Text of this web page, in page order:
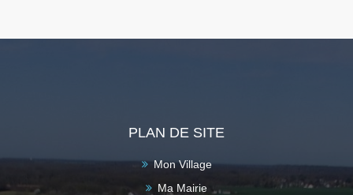
PLAN DE SITE
Mon Village
Ma Mairie